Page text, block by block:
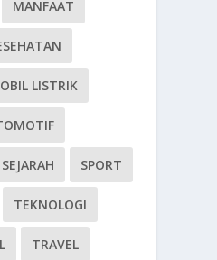
MANFAAT
LISTRIK
SEJARAH SPORT
TEKNOLOGI
TRAVEL